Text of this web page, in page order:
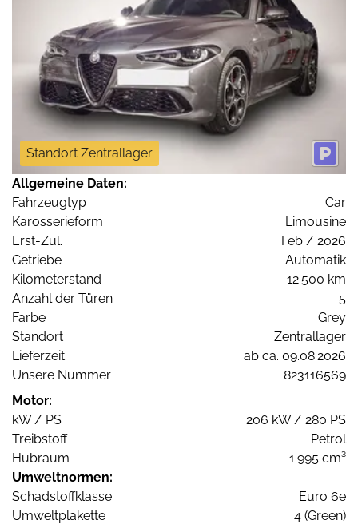
Standort Zentrallager
Allgemeine Daten:
Fahrzeugtyp
Car
Karosserieform
Limousine
Erst-Zul.
Feb / 2026
Getriebe
Automatik
Kilometerstand
12.500 km
Anzahl der Türen
5
Farbe
Grey
Standort
Zentrallager
Lieferzeit
ab ca. 09.08.2026
Unsere Nummer
823116569
Motor:
kW / PS
206 kW / 280 PS
Treibstoff
Petrol
Hubraum
1.995 cm³
Umweltnormen:
Schadstoffklasse
Euro 6e
Umweltplakette
4 (Green)